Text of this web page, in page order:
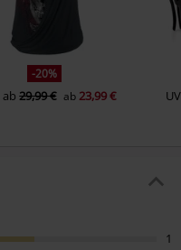
-20%
ab29,99 € ab 23,99 €
1